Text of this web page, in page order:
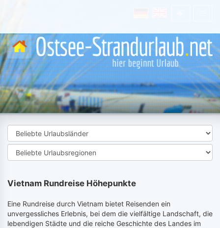
Vietnam Rundreise Höhepunkte
Eine Rundreise durch Vietnam bietet Reisenden ein
unvergessliches Erlebnis, bei dem die vielfältige Landschaft, die
lebendigen Städte und die reiche Geschichte des Landes im